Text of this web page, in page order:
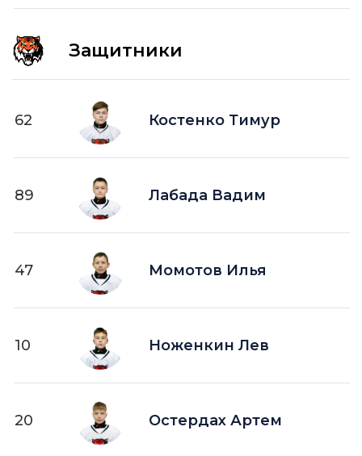
Защитники
62 Костенко Тимур
89 Лабада Вадим
47 Момотов Илья
10 Ноженкин Лев
20 Остердах Артем